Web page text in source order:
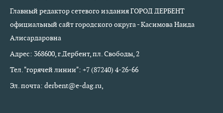
Главный редактор сетевого издания ГОРОД ДЕРБЕНТ
официальный сайт городского округа - Касимова Наида
Алисардаровна
Адрес: 368600, г.Дербент, пл. Свободы, 2
Тел. "горячей линии": +7 (87240) 4-26-66
Эл. почта: derbent@e-dag.ru,